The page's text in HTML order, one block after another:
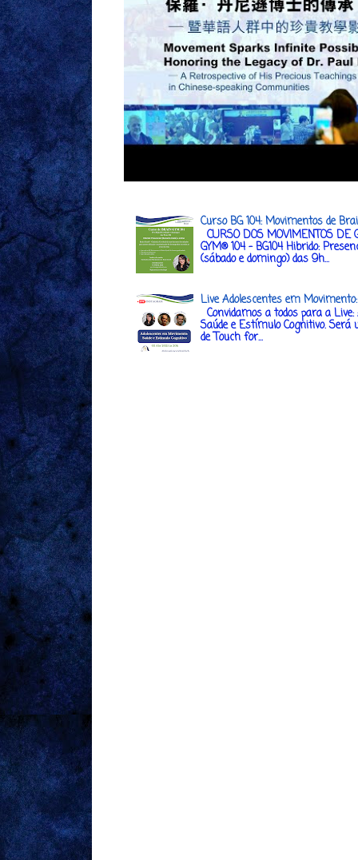
Curso BG 104: Movimentos de
CURSO DOS MOVIMENTOS DE
GYM® 104 - BG104 Hibrido:
(sábado e domingo) das 9h...
Live Adolescentes em
Convidamos a todos para a
Saúde e Estímulo Cognitivo.
de Touch for...